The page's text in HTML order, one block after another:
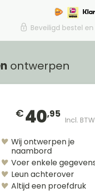
Beveiligd bestel
ontwerpen
€40,95
Incl. BTW
Wij ontwerpen je
naambord
Voer enkele
Leun achterover
Altijd een proefdruk